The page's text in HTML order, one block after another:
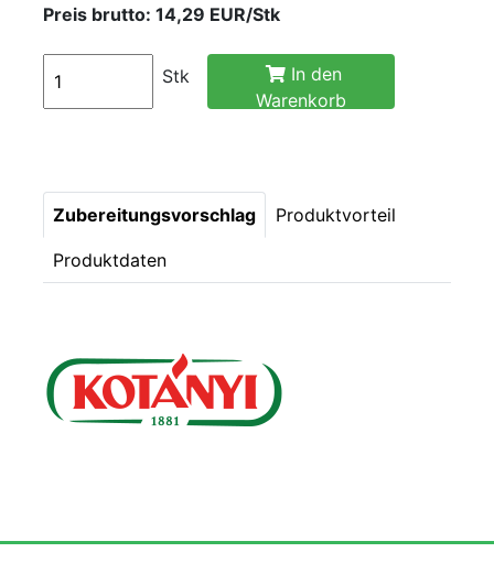
Preis brutto: 14,29 EUR/Stk
Stk
In den
Warenkorb
Zubereitungsvorschlag Produktvorteil
Produktdaten